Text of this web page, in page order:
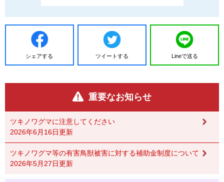
シェアする ツイートする Lineで送る
重要なお知らせ
ツキノワグマに注意してください
2026年6月16日更新
ツキノワグマ等の有害鳥獣被害に対する補助金制度について
2026年5月27日更新